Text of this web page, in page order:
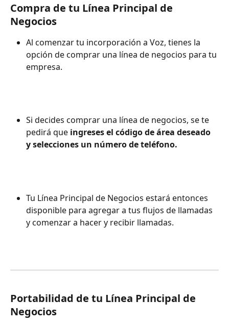
Compra de tu Línea Principal de
Negocios
Al comenzar tu incorporación a Voz, tienes la
opción de comprar una línea de negocios para tu
empresa.
Si decides comprar una línea de negocios, se te
pedirá que ingreses el código de área deseado
y selecciones un número de teléfono.
Tu Línea Principal de Negocios estará entonces
disponible para agregar a tus flujos de llamadas
y comenzar a hacer y recibir llamadas.
Portabilidad de tu Línea Principal de
Negocios